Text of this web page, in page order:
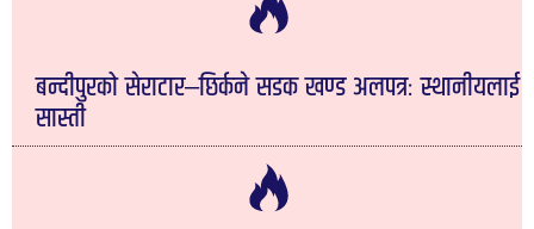
बन्दीपुरको सेराटार–छिर्कने सडक खण्ड अलपत्रः स्थानीयलाई
सास्ती